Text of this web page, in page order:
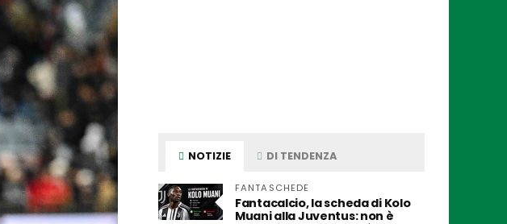
NOTIZIE DI TENDENZA
FANTASCHEDE
Fantacalcio, la scheda di Kolo
Muani alla Juventus: non è